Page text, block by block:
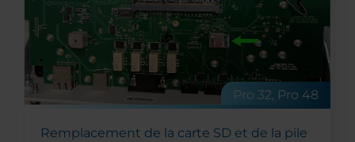
Pro 32, Pro 48
Remplacement de la carte SD et de la pile